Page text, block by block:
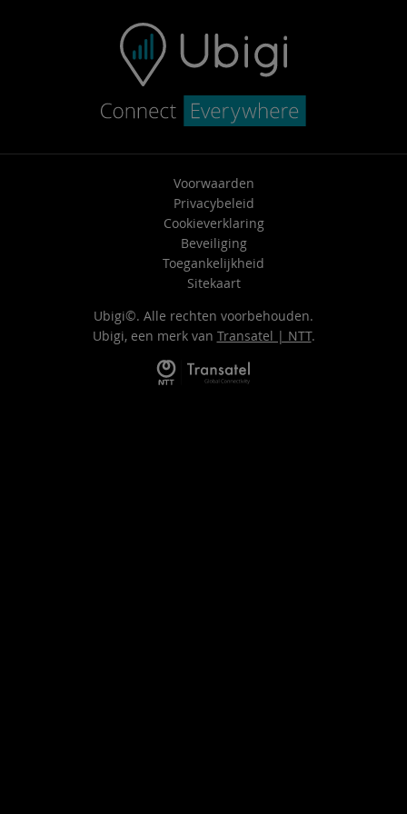
Voorwaarden
Privacybeleid
Cookieverklaring
Beveiliging
Toegankelijkheid
Sitekaart
Ubigi©. Alle rechten voorbehouden.
Ubigi, een merk van Transatel | NTT.